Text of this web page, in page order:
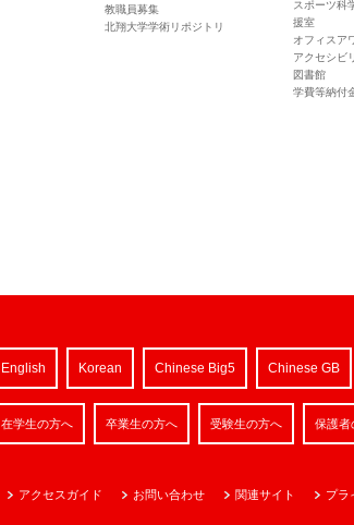
教職員募集
北翔大学学術リポジトリ
スポーツ科
援室
オフィスア
アクセシビ
図書館
学費等納付
English Korean Chinese Big5 Chinese GB
在学生の方へ 卒業生の方へ 受験生の方へ 保護者
アクセスガイド お問い合わせ 関連サイト プラ